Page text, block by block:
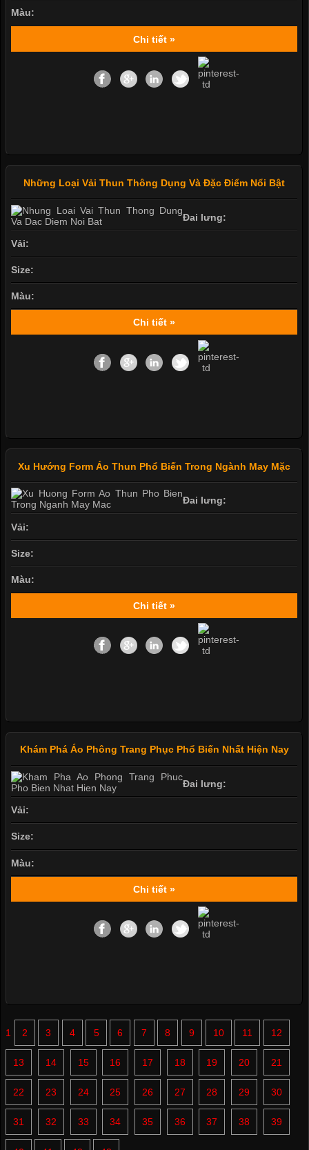
Màu:
Chi tiết »
Những Loại Vải Thun Thông Dụng Và Đặc Điểm Nổi Bật
Đai lưng:
Vải:
Size:
Màu:
Chi tiết »
Xu Hướng Form Áo Thun Phổ Biến Trong Ngành May Mặc
Đai lưng:
Vải:
Size:
Màu:
Chi tiết »
Khám Phá Áo Phông Trang Phục Phổ Biến Nhất Hiện Nay
Đai lưng:
Vải:
Size:
Màu:
Chi tiết »
1 2 3 4 5 6 7 8 9 10 11 12
13 14 15 16 17 18 19 20 21
22 23 24 25 26 27 28 29 30
31 32 33 34 35 36 37 38 39